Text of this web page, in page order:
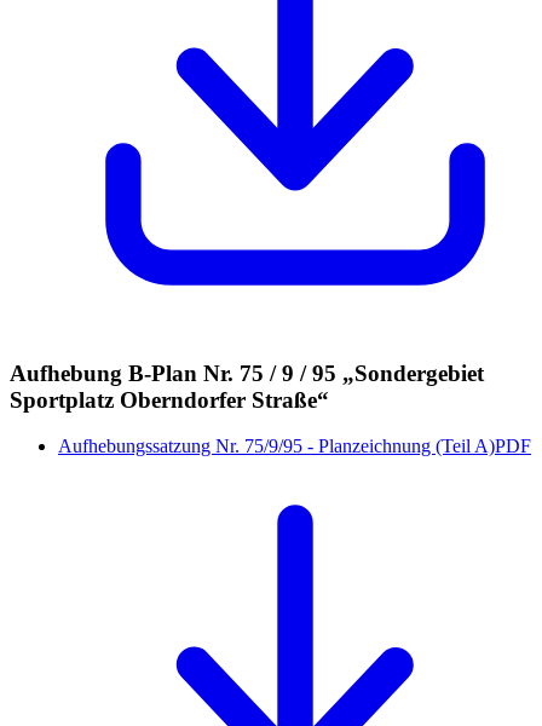
Aufhebung B-Plan Nr. 75 / 9 / 95 „Sondergebiet
Sportplatz Oberndorfer Straße“
Aufhebungssatzung Nr. 75/9/95 - Planzeichnung (Teil A)PDF